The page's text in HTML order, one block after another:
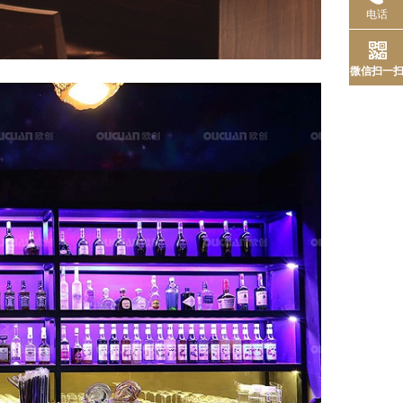
电话
微信扫一扫